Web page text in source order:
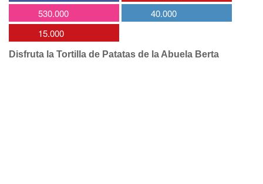
530.000
40.000
15.000
Disfruta la Tortilla de Patatas de la Abuela Berta